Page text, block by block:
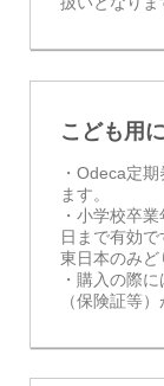
こども用
・Odeca定
ます。
・小学校卒
日まで有効
東日本のみど
・購入の際
（保険証等